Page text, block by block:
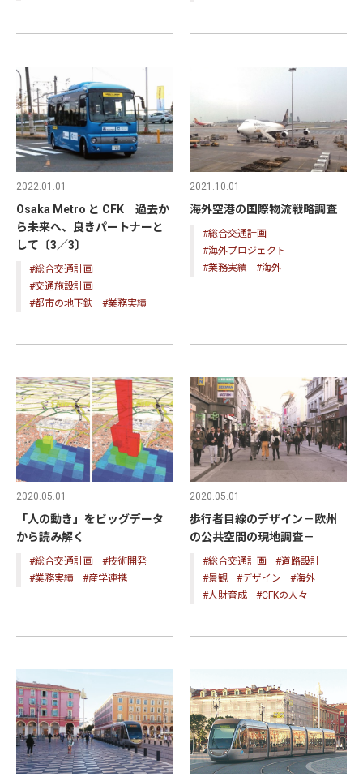
2022.01.01
Osaka Metro と CFK 過去か
ら未来へ、良きパートナーと
して〔3／3〕
#総合交通計画
#交通施設計画
#都市の地下鉄
#業務実績
2021.10.01
海外空港の国際物流戦略調査
#総合交通計画
#海外プロジェクト
#業務実績
#海外
2020.05.01
「人の動き」をビッグデータ
から読み解く
#総合交通計画
#技術開発
#業務実績
#産学連携
2020.05.01
歩行者目線のデザイン－欧州
の公共空間の現地調査－
#総合交通計画
#道路設計
#景観
#デザイン
#海外
#人財育成
#CFKの人々